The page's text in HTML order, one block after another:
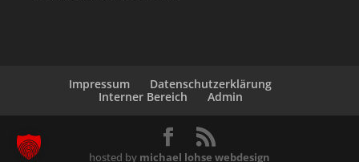
Impressum
Datenschutzerklärung
Interner Bereich
Admin
hosted by michael lohse webdesign